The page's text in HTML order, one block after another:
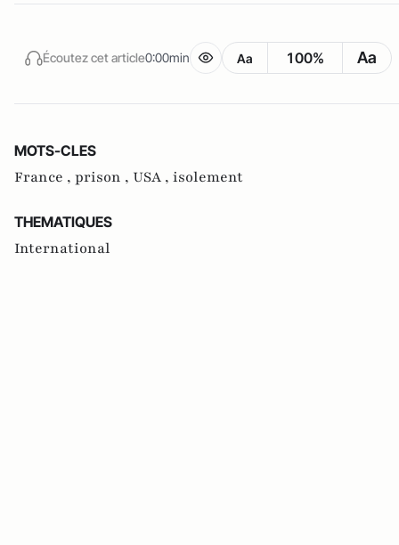
Écoutez cet article0:00min Aa 100% Aa
MOTS-CLES
France , prison , USA , isolement
THEMATIQUES
International